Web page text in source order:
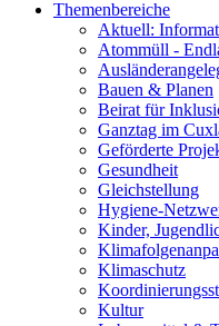
Themenbereiche
Aktuell:
Atommüll -
Bauen & Planen
Beirat für
Ganztag im
Geförderte
Gesundheit
Gleichstellung
Hygiene-
Kinder,
Klimaschutz
Kultur